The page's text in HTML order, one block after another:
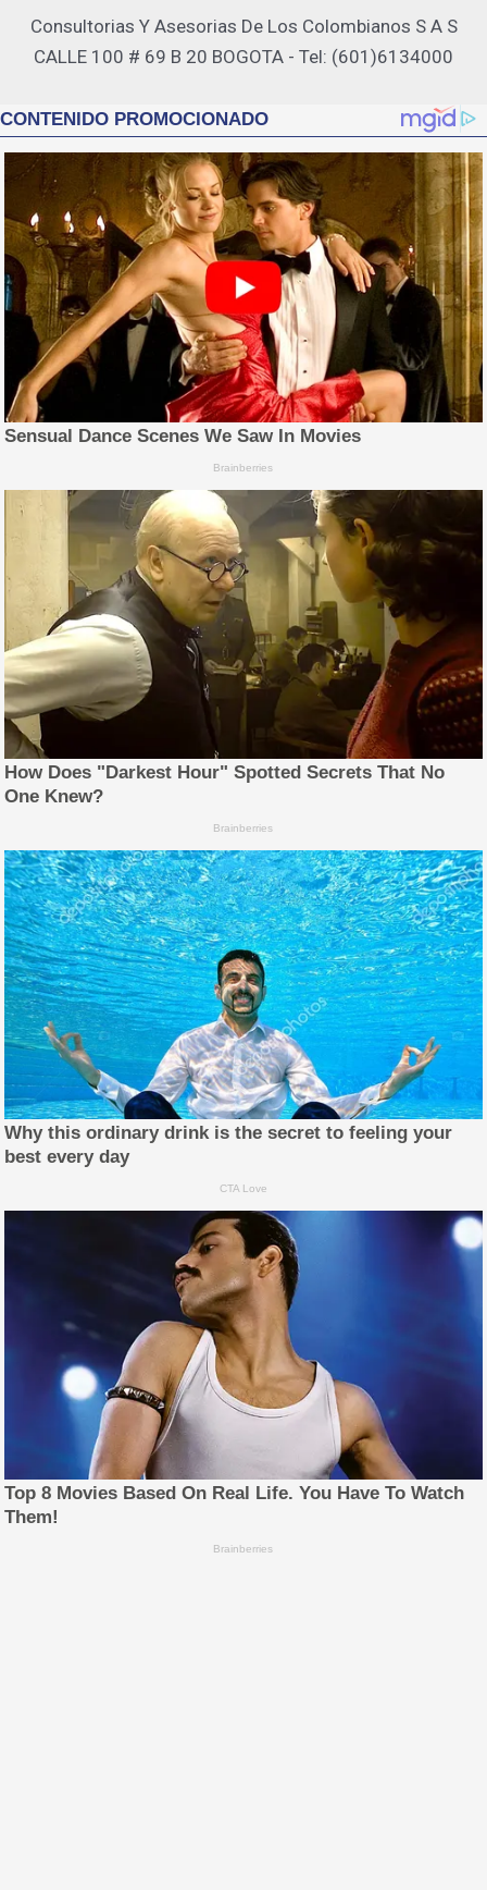
Consultorias Y Asesorias De Los Colombianos S A S
CALLE 100 # 69 B 20 BOGOTA - Tel: (601)6134000